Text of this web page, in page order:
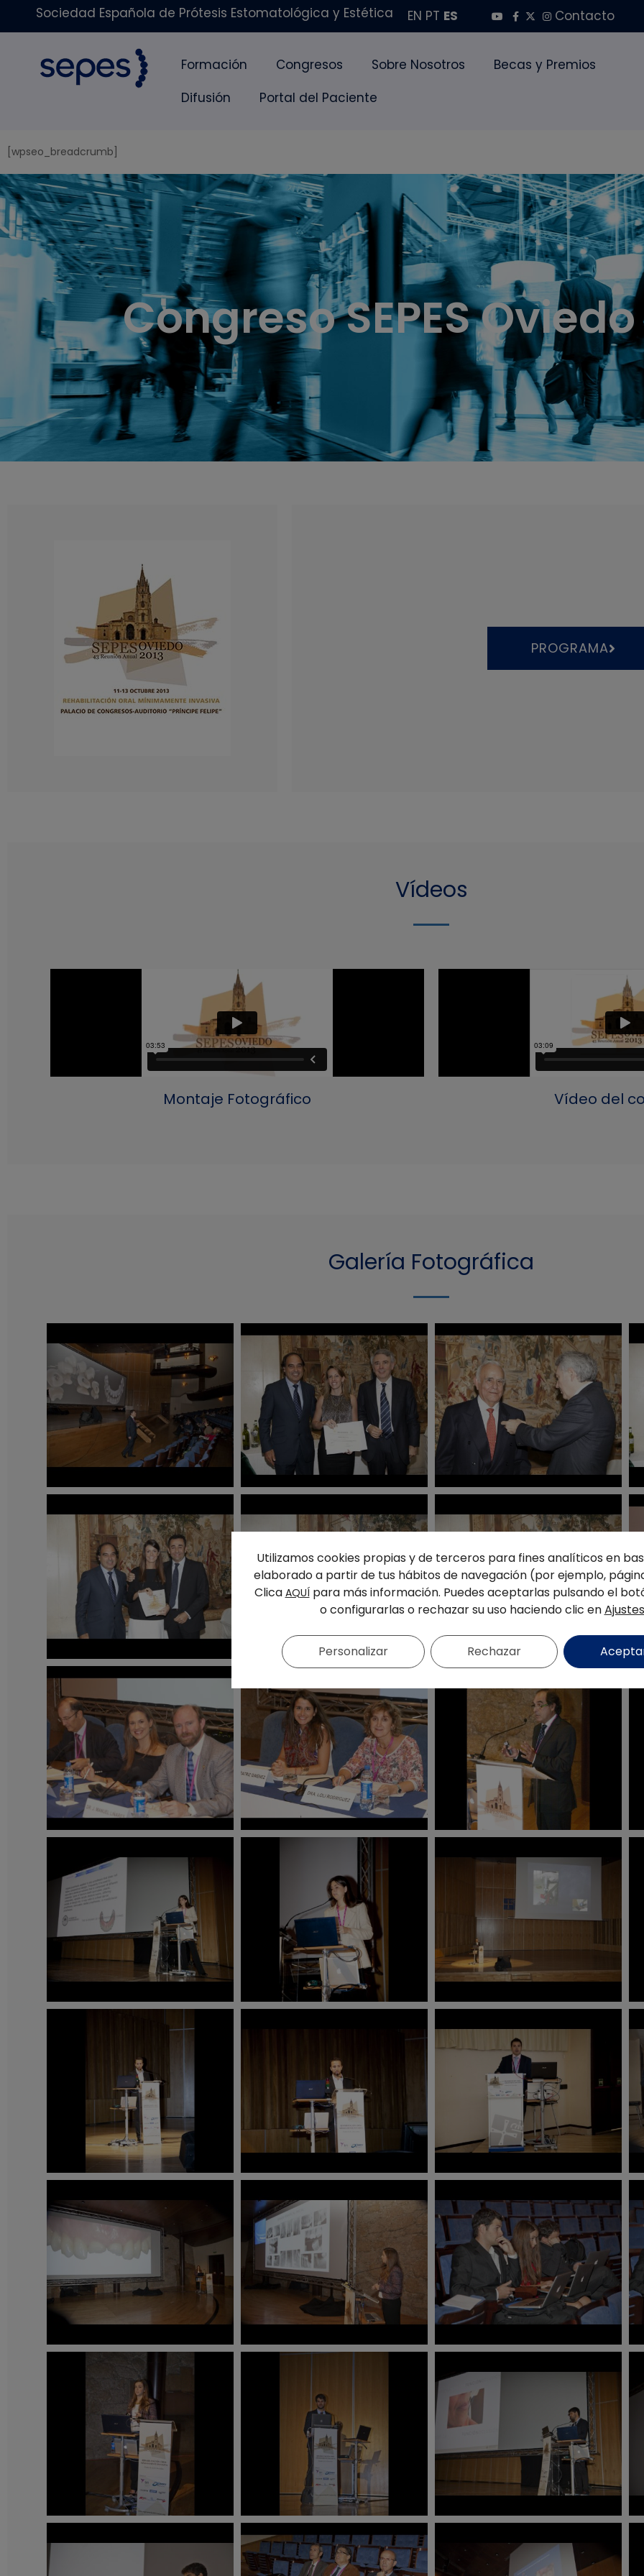
Sociedad Española de Prótesis Estomatológica y Estética EN PT ES Contacto
Formación Congresos Sobre Nosotros
Becas y Premios
Difusión
Portal del Paciente
[wpseo_breadcrumb]
Congreso SEPES Oviedo
PROGRAMA
Vídeos
Montaje Fotográfico Vídeo del
Galería Fotográfica
Utilizamos cookies propias y de terceros para fines analíticos en
elaborado a partir de tus hábitos de navegación (por ejemplo,
Clica AQUÍpara más información. Puedes aceptarlas pulsando el
o configurarlas o rechazar su uso haciendo clic enAjustes
Rechazar
Personalizar